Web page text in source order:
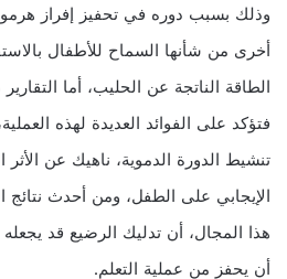
وذلك بسبب دوره في تحفيز إفراز
أخرى من شأنها السماح للأطفال
الطاقة الناتجة عن الحليب، أما
فتؤكد على الفوائد العديدة لهذه
تنشيط الدورة الدموية، ناهيك عن
الإيجابي على الطفل، ومن أحدث
هذا المجال، أن تدليك الرضيع قد
أن يحفز من عملية التعلم.